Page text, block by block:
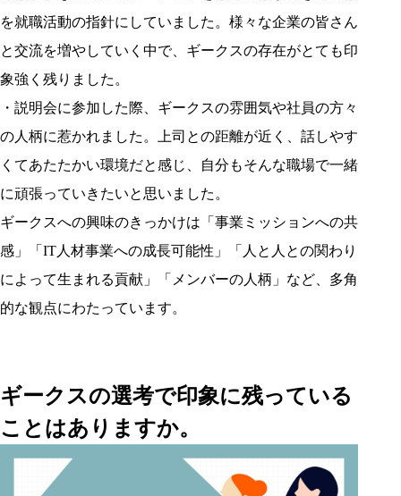
を就職活動の指針にしていました。様々な企業の皆さん
と交流を増やしていく中で、ギークスの存在がとても印
象強く残りました。
・説明会に参加した際、ギークスの雰囲気や社員の方々
の人柄に惹かれました。上司との距離が近く、話しやす
くてあたたかい環境だと感じ、自分もそんな職場で一緒
に頑張っていきたいと思いました。
ギークスへの興味のきっかけは「事業ミッションへの共
感」「IT人材事業への成長可能性」「人と人との関わり
によって生まれる貢献」「メンバーの人柄」など、多角
的な観点にわたっています。
ギークスの選考で印象に残っている
ことはありますか。